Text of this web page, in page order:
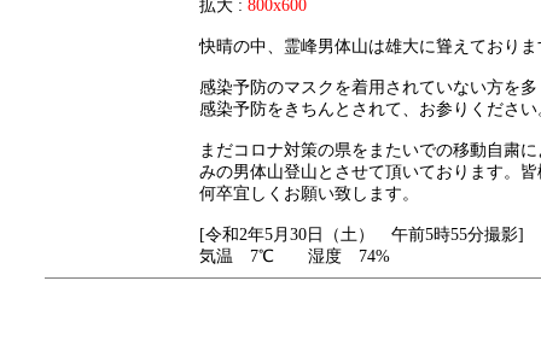
拡大 : 800x600
快晴の中、霊峰男体山は雄大に聳えておりま
感染予防のマスクを着用されていない方を
感染予防をきちんとされて、お参りください
まだコロナ対策の県をまたいでの移動自粛
みの男体山登山とさせて頂いております。
何卒宜しくお願い致します。
[令和2年5月30日（土） 午前5時55分撮影]
気温 7℃ 湿度 74%